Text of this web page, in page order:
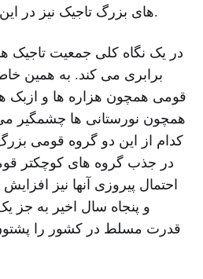
های بزرگ تاجیک نیز در این مناطق زندگی می کنند.
در یک نگاه کلی جمعیت تاجیک
برابری می کند. به همین
قومی همچون هزاره ها و ازبک
همچون نورستانی ها چشمگیر
کدام از این دو گروه قومی
در جذب گروه های کوچکتر
احتمال پیروزی آنها نیز
قدرت مسلط در کشور را